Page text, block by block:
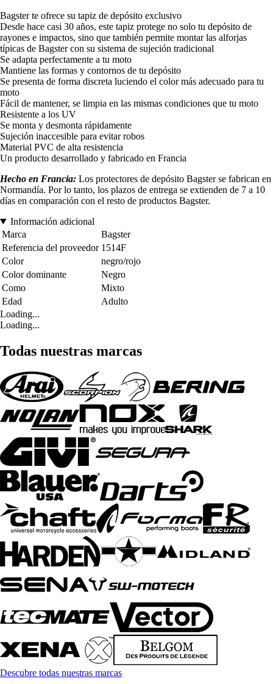
Bagster te ofrece su tapiz de depósito exclusivo
Desde hace casi 30 años, este tapiz protege no solo tu depósito de
rayones e impactos, sino que también permite montar las alforjas
típicas de Bagster con su sistema de sujeción tradicional
Se adapta perfectamente a tu moto
Mantiene las formas y contornos de tu depósito
Se presenta de forma discreta luciendo el color más adecuado para tu
moto
Fácil de mantener, se limpia en las mismas condiciones que tu moto
Resistente a los UV
Se monta y desmonta rápidamente
Sujeción inaccesible para evitar robos
Material PVC de alta resistencia
Un producto desarrollado y fabricado en Francia
Hecho en Francia: Los protectores de depósito Bagster se fabrican en
Normandía. Por lo tanto, los plazos de entrega se extienden de 7 a 10
días en comparación con el resto de productos Bagster.
Información adicional
Marca
Bagster
Referencia del proveedor 1514F
Color
negro/rojo
Color dominante
Negro
Como
Mixto
Edad
Adulto
Loading...
Loading...
Todas nuestras marcas
Descubre todas nuestras marcas